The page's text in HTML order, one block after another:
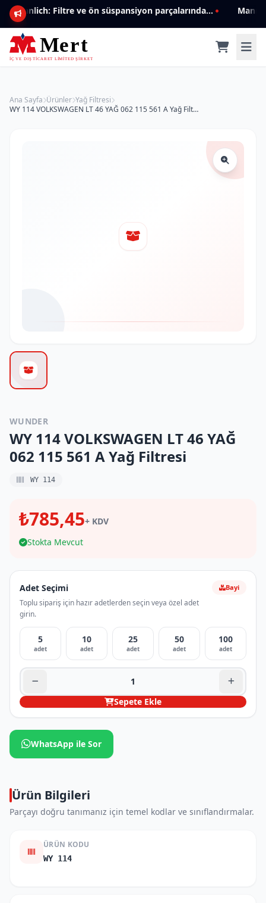
Mannlich: Filtre ve ön süspansiyon parçalarında genişleyen ürün yelpazesiyle kalite ve güven.
Ana Sayfa Ürünler Yağ Filtresi
WY 114 VOLKSWAGEN LT 46 YAĞ 062 115 561 A Yağ Filtresi
WUNDER
WY 114 VOLKSWAGEN LT 46 YAĞ
062 115 561 A Yağ Filtresi
WY 114
₺785,45+ KDV
Stokta Mevcut
Adet Seçimi
Toplu sipariş için hazır adetlerden seçin veya özel adet
girin.
Bayi
5
adet
10
adet
25
adet
50
adet
100
adet
Sepete Ekle
WhatsApp ile Sor
Ürün Bilgileri
Parçayı doğru tanımanız için temel kodlar ve sınıflandırmalar.
ÜRÜN KODU
WY 114